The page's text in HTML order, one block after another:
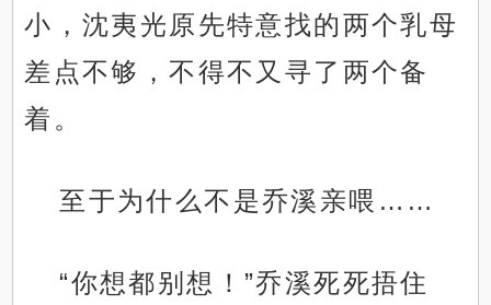
小，沈夷光原先特意找的两个乳母
差点不够，不得不又寻了两个备
着。
至于为什么不是乔溪亲喂……
“你想都别想！”乔溪死死捂住